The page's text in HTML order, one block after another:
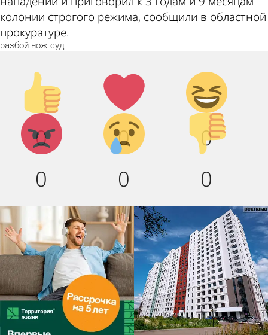
колонии строгого режима, сообщили в областной
прокуратуре.
разбой нож суд
Палец
вверх!
0
Лайк!
0
Дикий
смех!
0
Агрессия!
0
Грусть :
(
0
Палец
вниз!
0